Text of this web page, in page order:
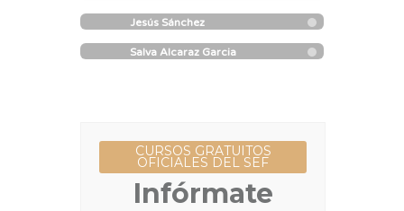
Jesús Sánchez
Salva Alcaraz Garcia
CURSOS GRATUITOS
OFICIALES DEL SEF
Infórmate